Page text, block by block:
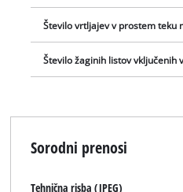
Število vrtljajev v prostem teku
Število žaginih listov vključenih
Sorodni prenosi
Tehnična risba (JPEG)